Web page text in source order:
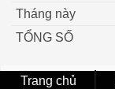
Tháng này
TỔNG SỐ
Trang chủ